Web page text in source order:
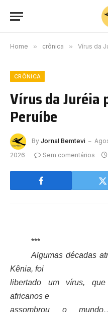
Home » crônica » Vírus da
CRÔNICA
Vírus da Juréia
Peruíbe
By Jornal Bemtevi
2026
Sem comentários
***
Algumas décadas
Kênia, foi
libertado um vírus,
africanos e
assombrou o